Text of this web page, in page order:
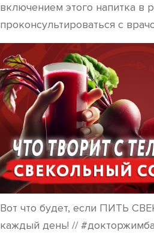
включением этого напитка в
проконсультироваться с
Вот что будет, если ПИТЬ
каждый день! // #докторжимба